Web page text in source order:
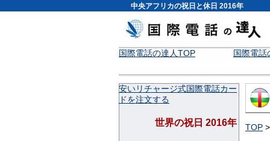
中央アフリカの祝日と休日 2016年
国際電話の達人TOP
国際電話
TOP >
安いリチャージ式国際電話カー
ドを注文する
世界の祝日 2016年